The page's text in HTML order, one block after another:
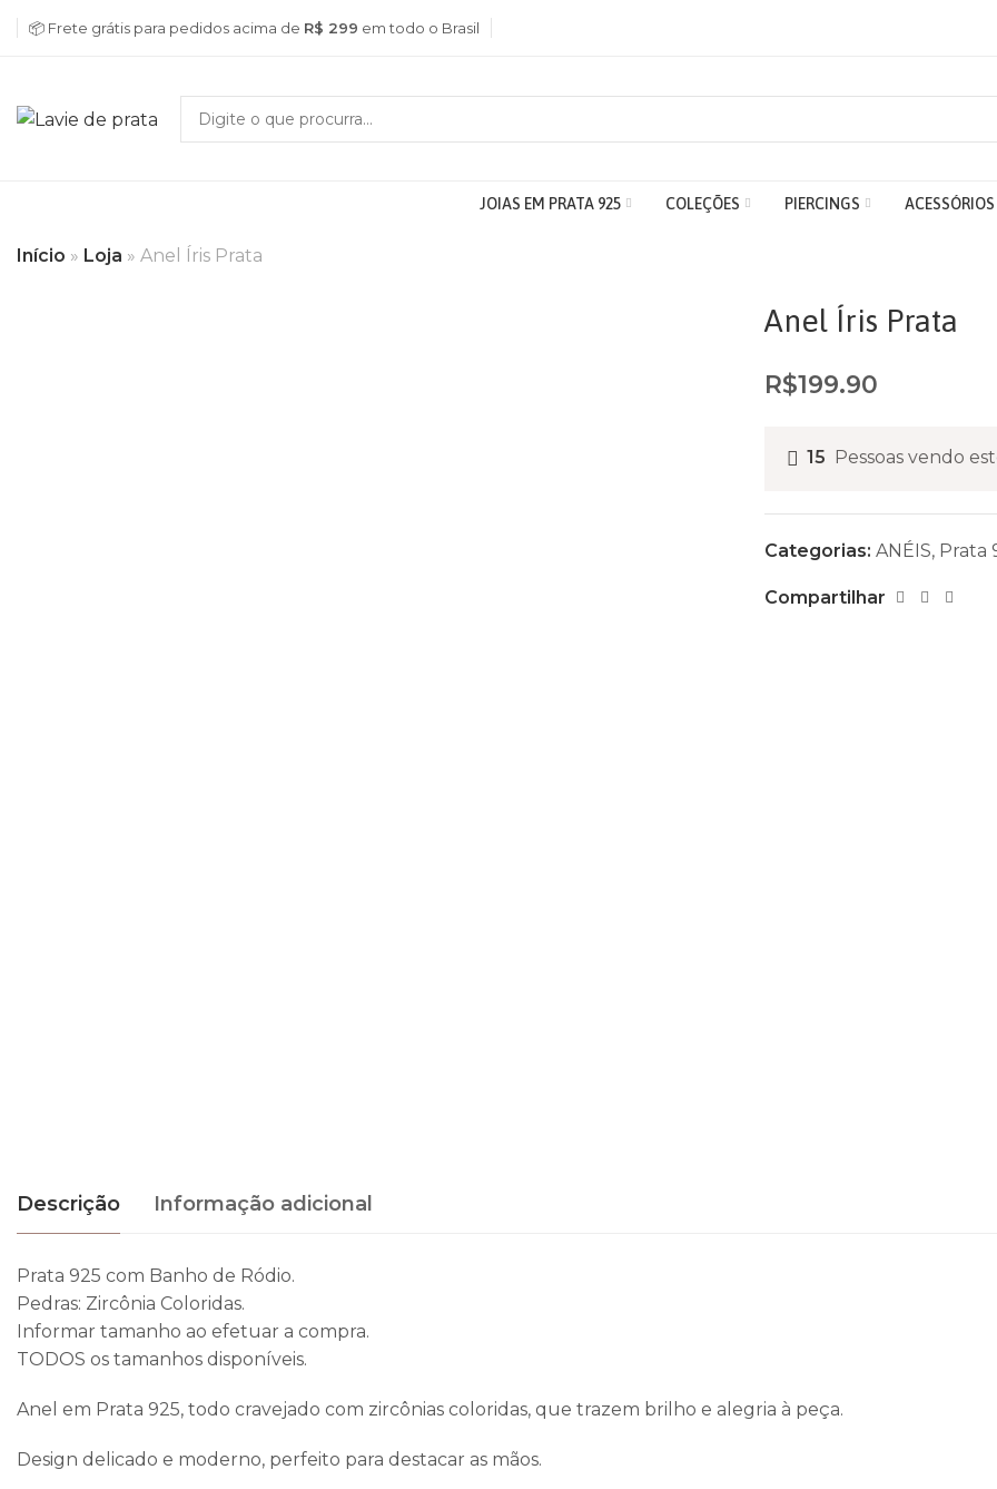
📦 Frete grátis para pedidos acima de R$ 299 em todo o Brasil
JOIAS EM PRATA 925 COLEÇÕES PIERCINGS ACESSÓRIOS
Início » Loja » Anel Íris Prata
Anel Íris Prata
R$199.90
15 Pessoas vendo
Categorias: ANÉIS, Prata
Compartilhar
Descrição Informação adicional
Prata 925 com Banho de Ródio.
Pedras: Zircônia Coloridas.
Informar tamanho ao efetuar a compra.
TODOS os tamanhos disponíveis.
Anel em Prata 925, todo cravejado com zircônias coloridas, que trazem brilho e alegria à peça.
Design delicado e moderno, perfeito para destacar as mãos.